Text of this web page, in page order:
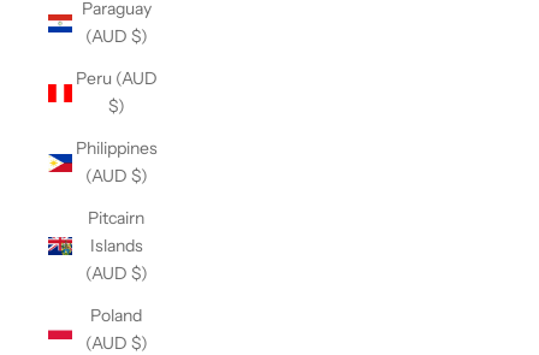
Paraguay
(AUD $)
Peru (AUD
$)
Philippines
(AUD $)
Pitcairn
Islands
(AUD $)
Poland
(AUD $)